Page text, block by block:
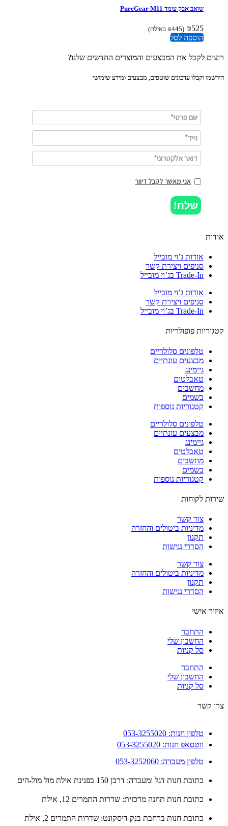
שואב אבק עומד PureGear M11
₪
(
₪ 445 באילת)
הוספה לסל
לקבל את המבצעים והמוצרים החדשים שלנו?
וקבלו עדכונים שוטפים, מבצעים ומידע שימושי
אני מאשר לקבל דיוור
שלח!
אודות ג’וי מובייל
סניפים ויצירת קשר
Trade-In בג’וי מובייל
אודות ג’וי מובייל
סניפים ויצירת קשר
Trade-In בג’וי מובייל
פופולריות
טלפונים סלולריים
מבצעים עונתיים
גיימינג
טאבלטים
מחשבים
בשמים
קטגוריות נוספות
טלפונים סלולריים
מבצעים עונתיים
גיימינג
טאבלטים
מחשבים
בשמים
קטגוריות נוספות
לקוחות
צור קשר
מדיניות ביטולים והחזרה
תקנון
הסדרי נגישות
צור קשר
מדיניות ביטולים והחזרה
תקנון
הסדרי נגישות
אישי
התחבר
החשבון שלי
סל קניות
התחבר
החשבון שלי
סל קניות
קשר
טלפון חנות: 053-3255020
ווטסאפ חנות: 053-3255020
טלפון מעבדה: 053-3252060
כתובת חנות דגל ומעבדה: דרבן 150 בפנינת אילת מול מול-הים
כתובת חנות תחנה מרכזית: שדרות התמרים 12, אילת
כתובת חנות ברחבת בנק דיסקונט: שדרות התמרים 2, אילת